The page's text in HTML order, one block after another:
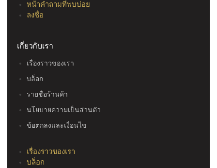
หน้าคำถามที่พบบ่อย
ลงชื่อ
เกี่ยวกับเรา
เรื่องราวของเรา
บล็อก
รายชื่อร้านค้า
นโยบายความเป็นส่วนตัว
ข้อตกลงและเงื่อนไข
เรื่องราวของเรา
บล็อก